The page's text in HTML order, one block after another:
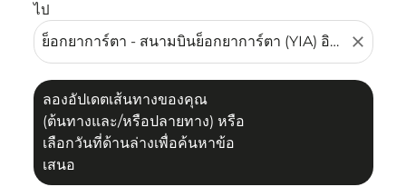
ไป
close
ลองอัปเดตเส้นทางของคุณ
(ต้นทางและ/หรือปลายทาง) หรือ
เลือกวันที่ด้านล่างเพื่อค้นหาข้อ
เสนอ